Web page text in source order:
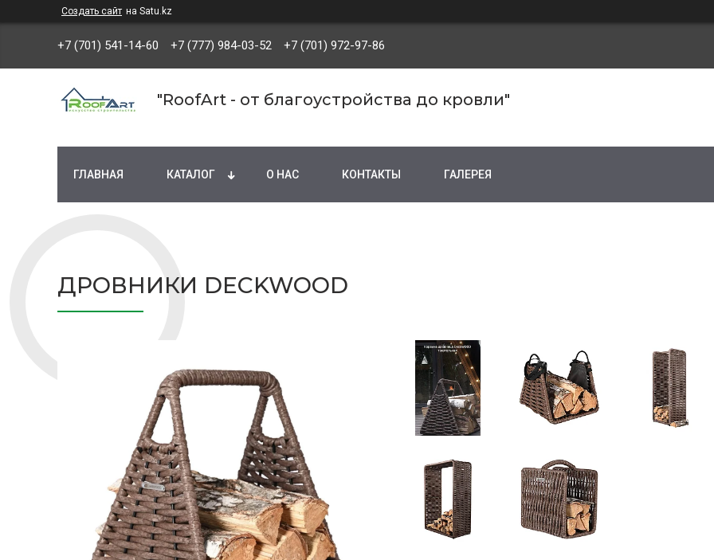
Создать сайт на Satu.kz
+7 (701) 541-14-60 +7 (777) 984-03-52 +7 (701) 972-97-86
"RoofArt - от благоустройства до кровли"
ГЛАВНАЯ КАТАЛОГ О НАС КОНТАКТЫ ГАЛЕРЕЯ
ДРОВНИКИ DECKWOOD